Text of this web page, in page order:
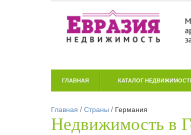
ГЛАВНАЯ КАТАЛОГ
Главная / Страны / Германия
Недвижимость в